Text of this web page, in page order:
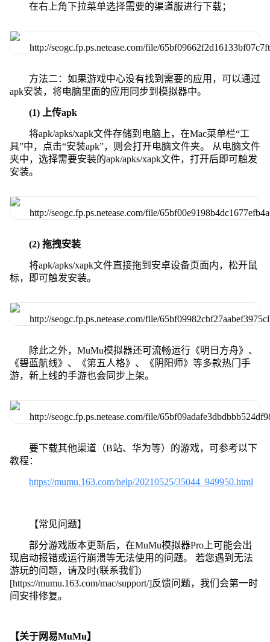
在右上角下拉菜单选择需要的渠道服进行下载；
方法二：如果游戏中心没有找到需要的应用，可以通过
apk安装，将电脑里面的应用同步到模拟器中。
(1) 上传apk
将apk/apks/xapk文件存储到电脑上，在Mac菜单栏“工
具”中，点击“安装apk”，则会打开电脑文件夹。 从电脑文件
夹中，选择需要安装的apk/apks/xapk文件，打开后即可触发
安装。
(2) 拖拽安装
将apk/apks/xapk文件直接拖到安卓设备页面内，松开鼠
标，即可触发安装。
除此之外，MuMu模拟器还可流畅运行《明日方舟》、
《碧蓝航线》、《第五人格》、《阴阳师》等多款热门手
游，新上线的手游也会同步上架。
要下载其他渠道（B站、华为等）的游戏，可参考以下
教程：
https://mumu.163.com/help/20210525/35044_949950.html
【常见问题】
部分游戏版本更新后，在MuMu模拟器Pro上可能会出
现启动报错或运行崩溃等无法使用的问题。 若您遇到无法
游玩的问题，请及时(联系我们)
[https://mumu.163.com/mac/support/]反馈问题，我们会第一时
间安排修复。
【关于网易MuMu】